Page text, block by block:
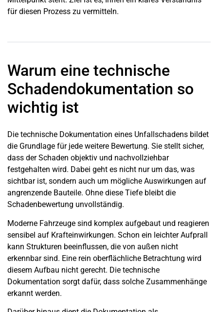
für diesen Prozess zu vermitteln.
Warum eine technische
Schaden­dokumentation so
wichtig ist
Die technische Dokumentation eines Unfallschadens bildet
die Grundlage für jede weitere Bewertung. Sie stellt sicher,
dass der Schaden objektiv und nachvollziehbar
festgehalten wird. Dabei geht es nicht nur um das, was
sichtbar ist, sondern auch um mögliche Auswirkungen auf
angrenzende Bauteile. Ohne diese Tiefe bleibt die
Schadenbewertung unvollständig.
Moderne Fahrzeuge sind komplex aufgebaut und reagieren
sensibel auf Krafteinwirkungen. Schon ein leichter Aufprall
kann Strukturen beeinflussen, die von außen nicht
erkennbar sind. Eine rein oberflächliche Betrachtung wird
diesem Aufbau nicht gerecht. Die technische
Dokumentation sorgt dafür, dass solche Zusammenhänge
erkannt werden.